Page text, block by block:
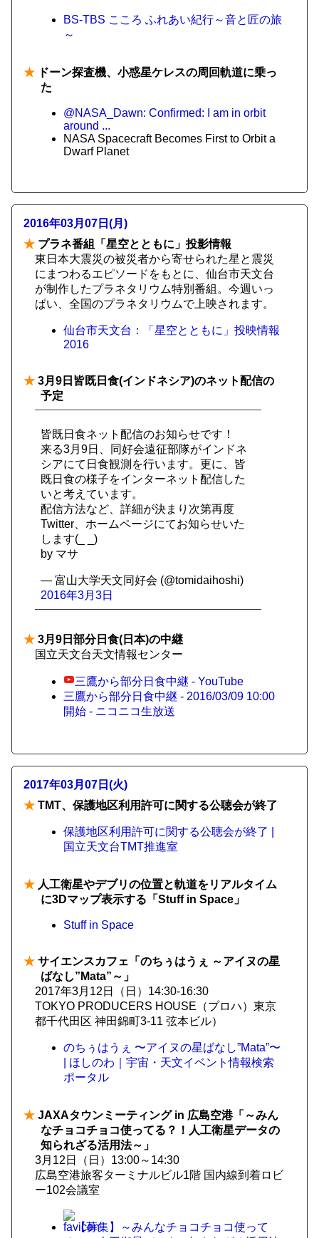
BS-TBS こころ ふれあい紀行～音と匠の旅
～
★ ドーン探査機、小惑星ケレスの周回軌道に乗っ
た
@NASA_Dawn: Confirmed: I am in orbit
around ...
NASA Spacecraft Becomes First to Orbit a
Dwarf Planet
2016年03月07日(月)
★ プラネ番組「星空とともに」投影情報
東日本大震災の被災者から寄せられた星と震災
にまつわるエピソードをもとに、仙台市天文台
が制作したプラネタリウム特別番組。今週いっ
ぱい、全国のプラネタリウムで上映されます。
仙台市天文台：「星空とともに」投映情報
2016
★ 3月9日皆既日食(インドネシア)のネット配信の
予定
皆既日食ネット配信のお知らせです！
来る3月9日、同好会遠征部隊がインドネ
シアにて日食観測を行います。更に、皆
既日食の様子をインターネット配信した
いと考えています。
配信方法など、詳細が決まり次第再度
Twitter、ホームページにてお知らせいた
します(_ _)
by マサ
— 富山大学天文同好会 (@tomidaihoshi)
2016年3月3日
★ 3月9日部分日食(日本)の中継
国立天文台天文情報センター
三鷹から部分日食中継 - YouTube
三鷹から部分日食中継 - 2016/03/09 10:00
開始 - ニコニコ生放送
2017年03月07日(火)
★ TMT、保護地区利用許可に関する公聴会が終了
保護地区利用許可に関する公聴会が終了 |
国立天文台TMT推進室
★ 人工衛星やデブリの位置と軌道をリアルタイム
に3Dマップ表示する「Stuff in Space」
Stuff in Space
★ サイエンスカフェ「のちぅはうぇ ～アイヌの星
ばなし”Mata”～」
2017年3月12日（日）14:30-16:30
TOKYO PRODUCERS HOUSE（プロハ）東京
都千代田区 神田錦町3-11 弦本ビル）
のちぅはうぇ 〜アイヌの星ばなし”Mata”〜
| ほしのわ｜宇宙・天文イベント情報検索
ポータル
★ JAXAタウンミーティング in 広島空港「～みん
なチョコチョコ使ってる？！人工衛星データの
知られざる活用法～」
3月12日（日）13:00～14:30
広島空港旅客ターミナルビル1階 国内線到着ロビ
ー102会議室
【募集】～みんなチョコチョコ使って